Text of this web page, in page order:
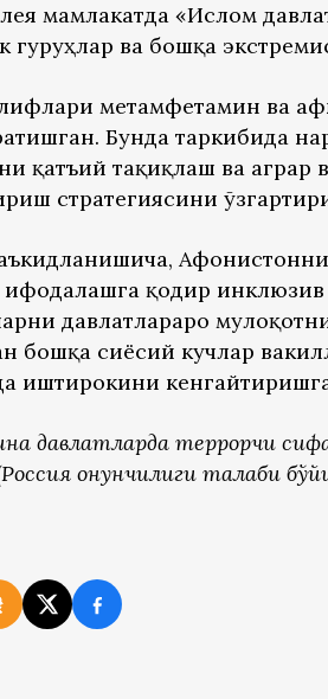
мамлакатда «Ислом
гуруҳлар ва бошқа
метамфетамин ва
Бунда таркибида
қатъий тақиқлаш ва аграр
стратегиясини
ифодалашга қодир
давлатлараро
бошқа сиёсий кучлар
иштирокини
давлатларда террорчи
қонунчилиги талаби